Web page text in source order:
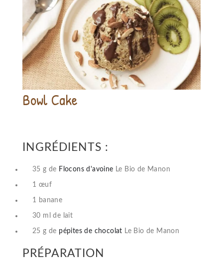
Bowl Cake
INGRÉDIENTS :
35 g de Flocons d'avoine Le Bio de Manon
1 œuf
1 banane
30 ml de lait
25 g de pépites de chocolat Le Bio de Manon
PRÉPARATION